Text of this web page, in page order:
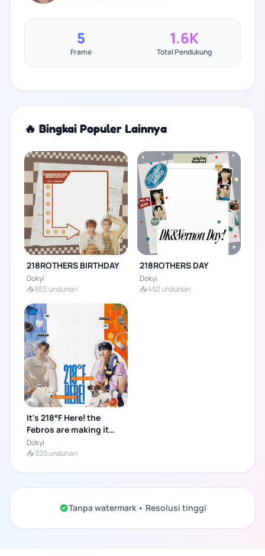
5
Frame
1.6K
Total Pendukung
🔥 Bingkai Populer Lainnya
218ROTHERS BIRTHDAY
Dokyi
📥 655 unduhan
218ROTHERS DAY
Dokyi
📥 492 unduhan
It's 218°F Hereⵑ the
Febros are making it
even hotter.
Dokyi
📥 320 unduhan
Tanpa watermark • Resolusi tinggi